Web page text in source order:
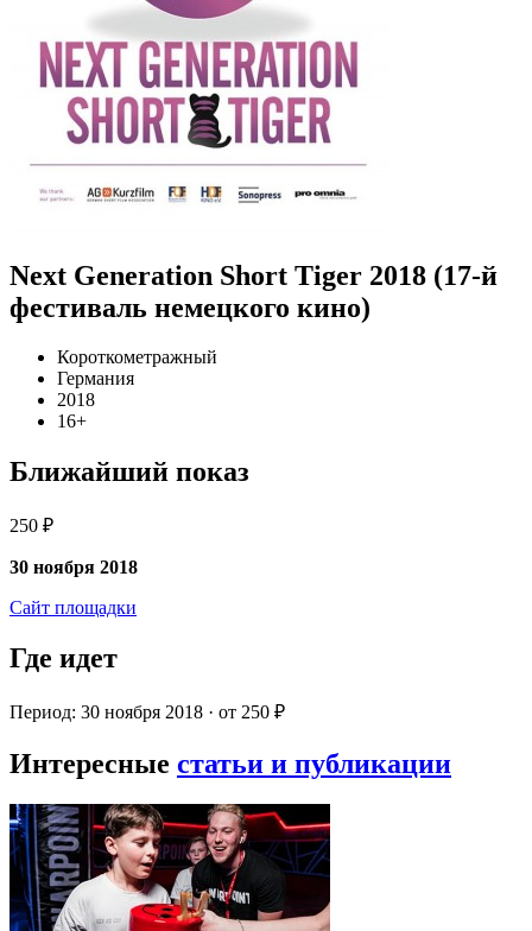
Next Generation Short Tiger 2018 (17-й
фестиваль немецкого кино)
Короткометражный
Германия
2018
16+
Ближайший показ
250 ₽
30 ноября 2018
Сайт площадки
Где идет
Период: 30 ноября 2018 · от 250 ₽
Интересные статьи и публикации